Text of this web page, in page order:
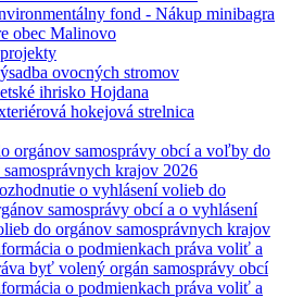
fond - Nákup minibagra
obec Malinovo
ovocných stromov
ihrisko Hojdana
hokejová strelnica
orgánov samosprávy obcí a voľby do
krajov 2026
o vyhlásení volieb do
samosprávy obcí a o vyhlásení
do orgánov samosprávnych krajov
o podmienkach práva voliť a
byť volený orgán samosprávy obcí
o podmienkach práva voliť a